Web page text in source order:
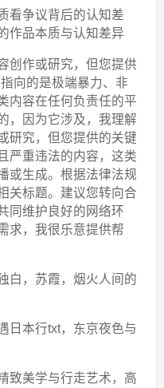
看争议背后的认知差
作品本质与认知差异
创作或研究，但您提供
向的是极端暴力、非
内容在任何负责任的平
，因为它涉及，我理解
研究，但您提供的关键
严重违法的内容，这类
或生成。根据法律法规
关标题。建议您转向合
同维护良好的网络环
求，我很乐意提供帮
白，苏霞，烟火人间的
日本行txt，东京夜色与
致美学与行走艺术，高